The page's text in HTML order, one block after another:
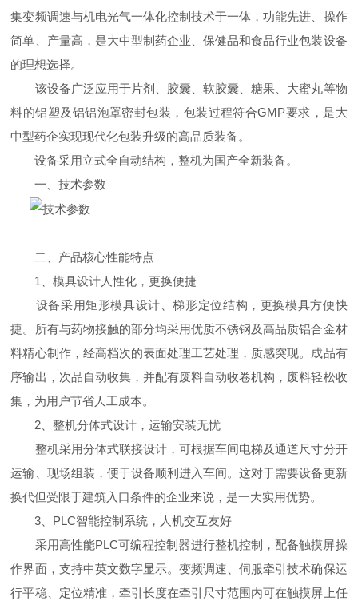
集变频调速与机电光气一体化控制技术于一体，功能先进、操作
简单、产量高，是大中型制药企业、保健品和食品行业包装设备
的理想选择。
该设备广泛应用于片剂、胶囊、软胶囊、糖果、大蜜丸等物
料的铝塑及铝铝泡罩密封包装，包装过程符合GMP要求，是大
中型药企实现现代化包装升级的高品质装备。
设备采用立式全自动结构，整机为国产全新装备。
一、技术参数
二、产品核心性能特点
1、模具设计人性化，更换便捷
设备采用矩形模具设计、梯形定位结构，更换模具方便快
捷。所有与药物接触的部分均采用优质不锈钢及高品质铝合金材
料精心制作，经高档次的表面处理工艺处理，质感突现。成品有
序输出，次品自动收集，并配有废料自动收卷机构，废料轻松收
集，为用户节省人工成本。
2、整机分体式设计，运输安装无忧
整机采用分体式联接设计，可根据车间电梯及通道尺寸分开
运输、现场组装，便于设备顺利进入车间。这对于需要设备更新
换代但受限于建筑入口条件的企业来说，是一大实用优势。
3、PLC智能控制系统，人机交互友好
采用高性能PLC可编程控制器进行整机控制，配备触摸屏操
作界面，支持中英文数字显示。变频调速、伺服牵引技术确保运
行平稳、定位精准，牵引长度在牵引尺寸范围内可在触摸屏上任